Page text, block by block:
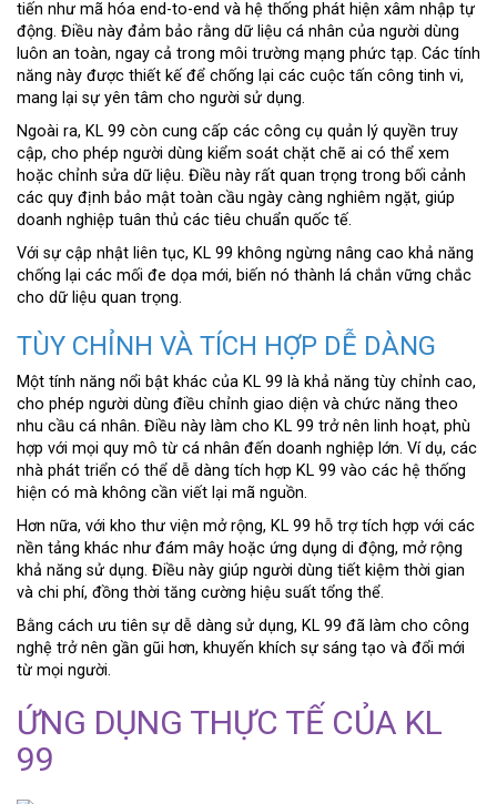
tiến như mã hóa end-to-end và hệ thống phát hiện xâm nhập tự
động. Điều này đảm bảo rằng dữ liệu cá nhân của người dùng
luôn an toàn, ngay cả trong môi trường mạng phức tạp. Các tính
năng này được thiết kế để chống lại các cuộc tấn công tinh vi,
mang lại sự yên tâm cho người sử dụng.
Ngoài ra, KL 99 còn cung cấp các công cụ quản lý quyền truy
cập, cho phép người dùng kiểm soát chặt chẽ ai có thể xem
hoặc chỉnh sửa dữ liệu. Điều này rất quan trọng trong bối cảnh
các quy định bảo mật toàn cầu ngày càng nghiêm ngặt, giúp
doanh nghiệp tuân thủ các tiêu chuẩn quốc tế.
Với sự cập nhật liên tục, KL 99 không ngừng nâng cao khả năng
chống lại các mối đe dọa mới, biến nó thành lá chắn vững chắc
cho dữ liệu quan trọng.
TÙY CHỈNH VÀ TÍCH HỢP DỄ DÀNG
Một tính năng nổi bật khác của KL 99 là khả năng tùy chỉnh cao,
cho phép người dùng điều chỉnh giao diện và chức năng theo
nhu cầu cá nhân. Điều này làm cho KL 99 trở nên linh hoạt, phù
hợp với mọi quy mô từ cá nhân đến doanh nghiệp lớn. Ví dụ, các
nhà phát triển có thể dễ dàng tích hợp KL 99 vào các hệ thống
hiện có mà không cần viết lại mã nguồn.
Hơn nữa, với kho thư viện mở rộng, KL 99 hỗ trợ tích hợp với các
nền tảng khác như đám mây hoặc ứng dụng di động, mở rộng
khả năng sử dụng. Điều này giúp người dùng tiết kiệm thời gian
và chi phí, đồng thời tăng cường hiệu suất tổng thể.
Bằng cách ưu tiên sự dễ dàng sử dụng, KL 99 đã làm cho công
nghệ trở nên gần gũi hơn, khuyến khích sự sáng tạo và đổi mới
từ mọi người.
ỨNG DỤNG THỰC TẾ CỦA KL
99